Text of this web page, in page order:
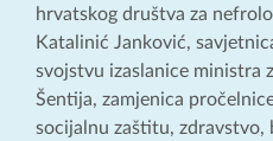
hrvatskog društva za
Katalinić Janković,
svojstvu izaslanice ministra
Šentija, zamjenica
socijalnu zaštitu, zdravstvo,